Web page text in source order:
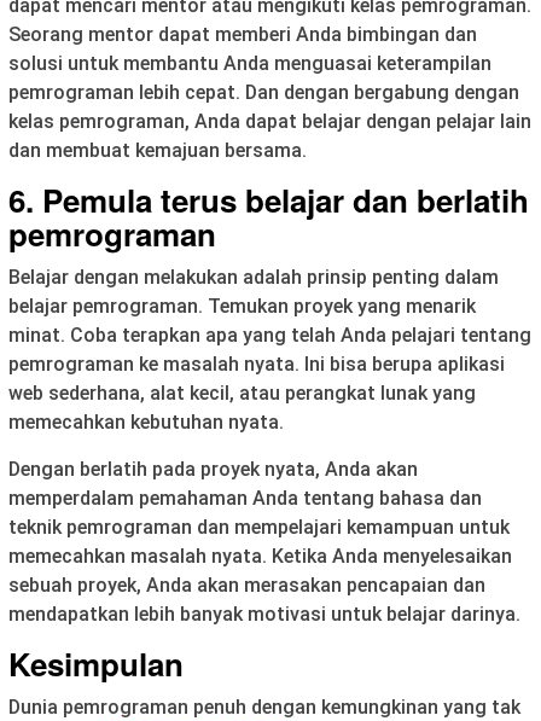
dapat mencari mentor atau mengikuti kelas pemrograman.
Seorang mentor dapat memberi Anda bimbingan dan
solusi untuk membantu Anda menguasai keterampilan
pemrograman lebih cepat. Dan dengan bergabung dengan
kelas pemrograman, Anda dapat belajar dengan pelajar lain
dan membuat kemajuan bersama.
6. Pemula terus belajar dan berlatih
pemrograman
Belajar dengan melakukan adalah prinsip penting dalam
belajar pemrograman. Temukan proyek yang menarik
minat. Coba terapkan apa yang telah Anda pelajari tentang
pemrograman ke masalah nyata. Ini bisa berupa aplikasi
web sederhana, alat kecil, atau perangkat lunak yang
memecahkan kebutuhan nyata.
Dengan berlatih pada proyek nyata, Anda akan
memperdalam pemahaman Anda tentang bahasa dan
teknik pemrograman dan mempelajari kemampuan untuk
memecahkan masalah nyata. Ketika Anda menyelesaikan
sebuah proyek, Anda akan merasakan pencapaian dan
mendapatkan lebih banyak motivasi untuk belajar darinya.
Kesimpulan
Dunia pemrograman penuh dengan kemungkinan yang tak